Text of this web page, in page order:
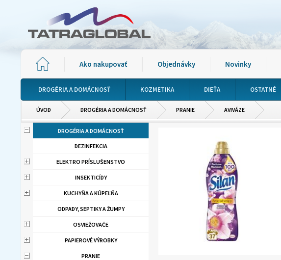
Ako nakupovať Objednávky Novinky
DROGÉRIA A DOMÁCNOSŤ KOZMETIKA DIEŤA OSTATNÉ
ÚVOD DROGÉRIA A DOMÁCNOSŤ PRANIE AVIVÁZE
DROGÉRIA A DOMÁCNOSŤ
DEZINFEKCIA
ELEKTRO PRÍSLUŠENSTVO
INSEKTICÍDY
KUCHYŇA A KÚPEĽŇA
ODPADY, SEPTIKY A ŽUMPY
OSVIEŽOVAČE
PAPIEROVÉ VÝROBKY
PRANIE